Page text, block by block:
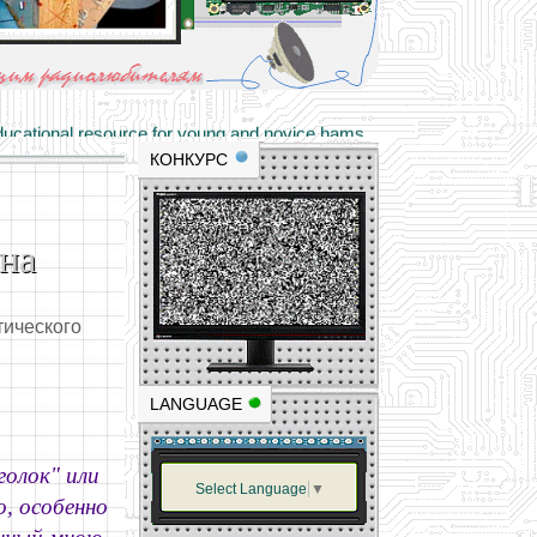
resource for young and novice hams
and professional experience
КОНКУРС
LANGUAGE
Select Language ▼
или
особенно